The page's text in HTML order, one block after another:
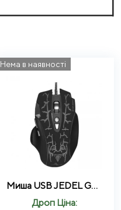
Нема в наявності
Миша USB JEDEL GM830 ігрова з підсвічуванням 3200dpi
Дроп Ціна: